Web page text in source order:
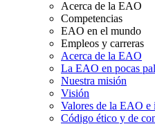
Acerca de la EAO
Competencias
EAO en el mundo
Empleos y carreras
Acerca de la EAO
La EAO en pocas
Nuestra misión
Visión
Valores de la EAO e
Código ético y de